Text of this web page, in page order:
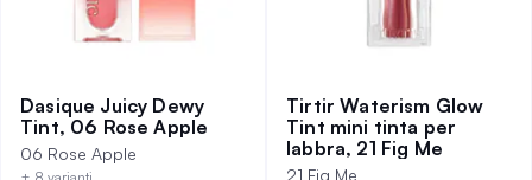
Dasique Juicy Dewy
Tint, 06 Rose Apple
06 Rose Apple
Tirtir Waterism Glow
Tint mini tinta per
labbra, 21 Fig Me
21 Fig Me